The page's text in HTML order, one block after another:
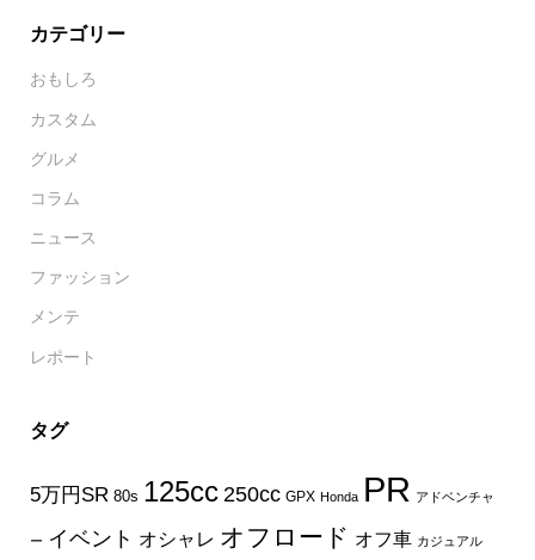
カテゴリー
おもしろ
カスタム
グルメ
コラム
ニュース
ファッション
メンテ
レポート
タグ
5万円SR 80s 125cc 250cc GPX Honda PR アドベンチャ
ー イベント オシャレ オフロード オフ車 カジュアル